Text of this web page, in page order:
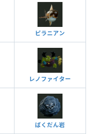
ピラニアン
レノファイター
ばくだん岩